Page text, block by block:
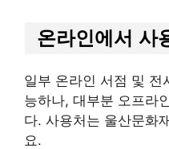
온라인에서 사
일부 온라인 서점 및 전
능하나, 대부분 오프라
다. 사용처는 울산문화
요.